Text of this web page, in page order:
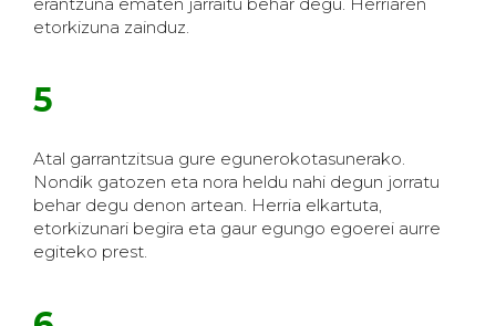
etorkizuna zainduz.
5
Atal garrantzitsua gure egunerokotasunerako.
Nondik gatozen eta nora heldu nahi degun jorratu
behar degu denon artean. Herria elkartuta,
etorkizunari begira eta gaur egungo egoerei aurre
egiteko prest.